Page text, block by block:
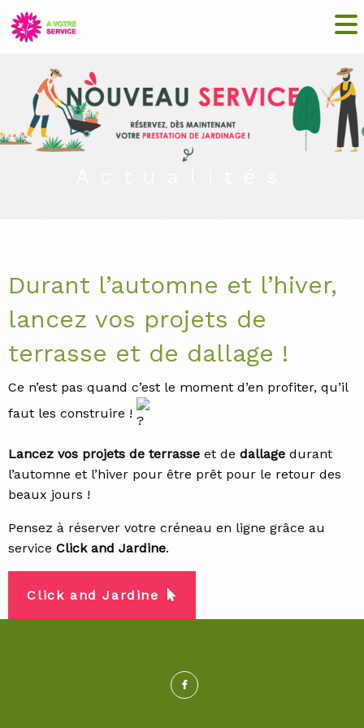
Durant l’automne et l’hiver,
lancez vos projets de
terrasse et de dallage !
Ce n’est pas quand c’est le moment d’en profiter, qu’il
faut les construire !
Lancez vos projets de terrasse et de dallage durant
l’automne et l’hiver pour être prêt pour le retour des
beaux jours !
Pensez à réserver votre créneau en ligne grâce au
service Click and Jardine.
Click and Jardine